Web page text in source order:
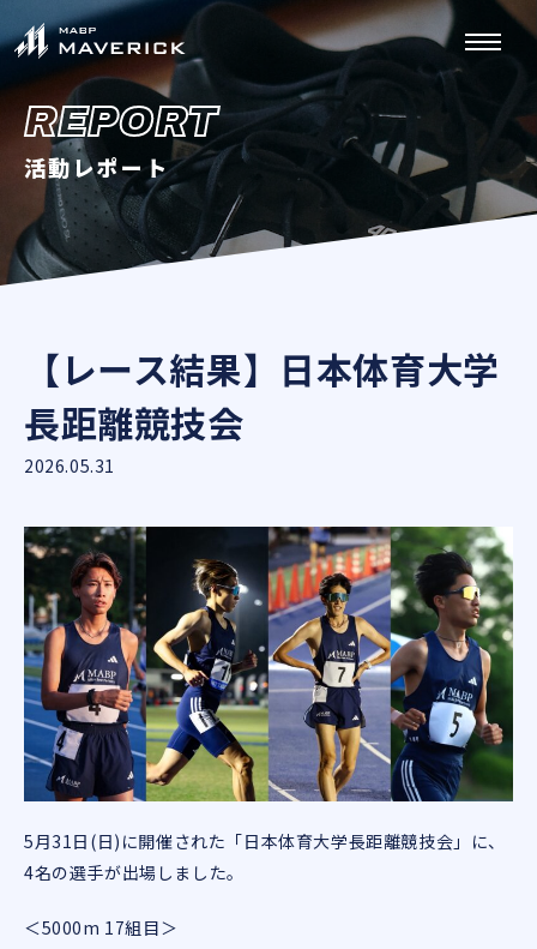
REPORT
活動レポート
【レース結果】日本体育大学
長距離競技会
2026.05.31
5月31日(日)に開催された「日本体育大学長距離競技会」に、
4名の選手が出場しました。
＜5000m 17組目＞